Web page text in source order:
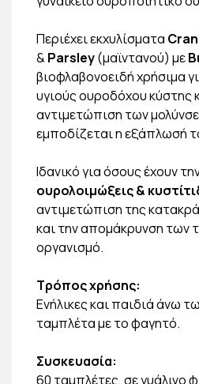
Περιέχει εκχυλίσµατα
& Parsley(µαϊντανού) µε
βιοφλαβονοειδή χρήσιµα
υγιούς ουροδόχου κύστης
αντιµετώπιση των
εµποδίζεται η εξάπλωσή
Ιδανικό για όσους έχουν
ουρολοιµώξεις &
αντιµετώπιση της
και την αποµάκρυνση των
οργανισµό.
Τρόπος χρήσης:
Ενήλικες και παιδιά άνω
ταµπλέτα µε το φαγητό.
Συσκευασία:
60 ταµπλέτες, σε γυάλινο